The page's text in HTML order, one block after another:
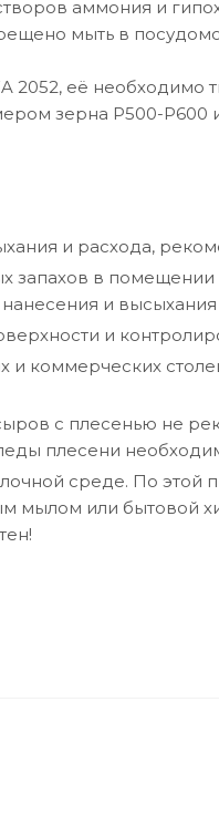
аммония и
мыть в
её необходимо
зерна Р500-Р600
и расхода,
запахов в
и высыхания
и
и коммерческих
с плесенью не
плесени
среде. По этой
мылом или